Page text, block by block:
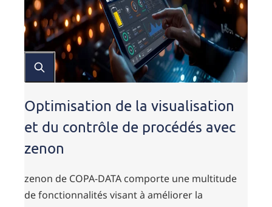
Optimisation de la visualisation
et du contrôle de procédés avec
zenon
zenon de COPA-DATA comporte une multitude
de fonctionnalités visant à améliorer la